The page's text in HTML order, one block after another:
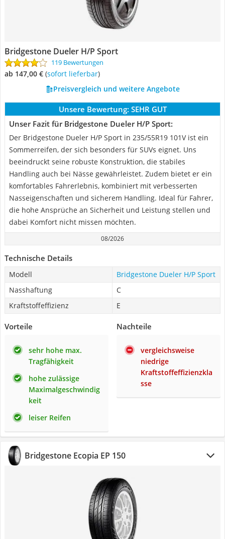
Bridgestone Dueler H/P Sport
119 Bewertungen
ab 147,00 € ( Sofort lieferbar)
Preisvergleich und weitere Angebote
Unsere Bewertung: SEHR GUT
Unser Fazit für Bridgestone Dueler H/P Sport:
Der Bridgestone Dueler H/P Sport in 235/55R19 101V ist ein
Sommerreifen, der sich besonders für SUVs eignet. Uns
beeindruckt seine robuste Konstruktion, die stabiles
Handling auch bei Nässe gewährleistet. Zudem bietet er ein
komfortables Fahrerlebnis, kombiniert mit verbesserten
Nasseigenschaften und sicherem Handling. Ideal für Fahrer,
die hohe Ansprüche an Sicherheit und Leistung stellen und
dabei Komfort nicht missen möchten.
08/2026
Technische Details
Modell
Bridgestone Dueler H/P Sport
Nasshaftung
C
Kraftstoffeffizienz
E
Vorteile
sehr hohe max.
Tragfähigkeit
hohe zulässige
Maximalgeschwindig
keit
leiser Reifen
Nachteile
vergleichsweise
niedrige
Kraftstoffeffizienzkla
sse
Bridgestone Ecopia EP 150